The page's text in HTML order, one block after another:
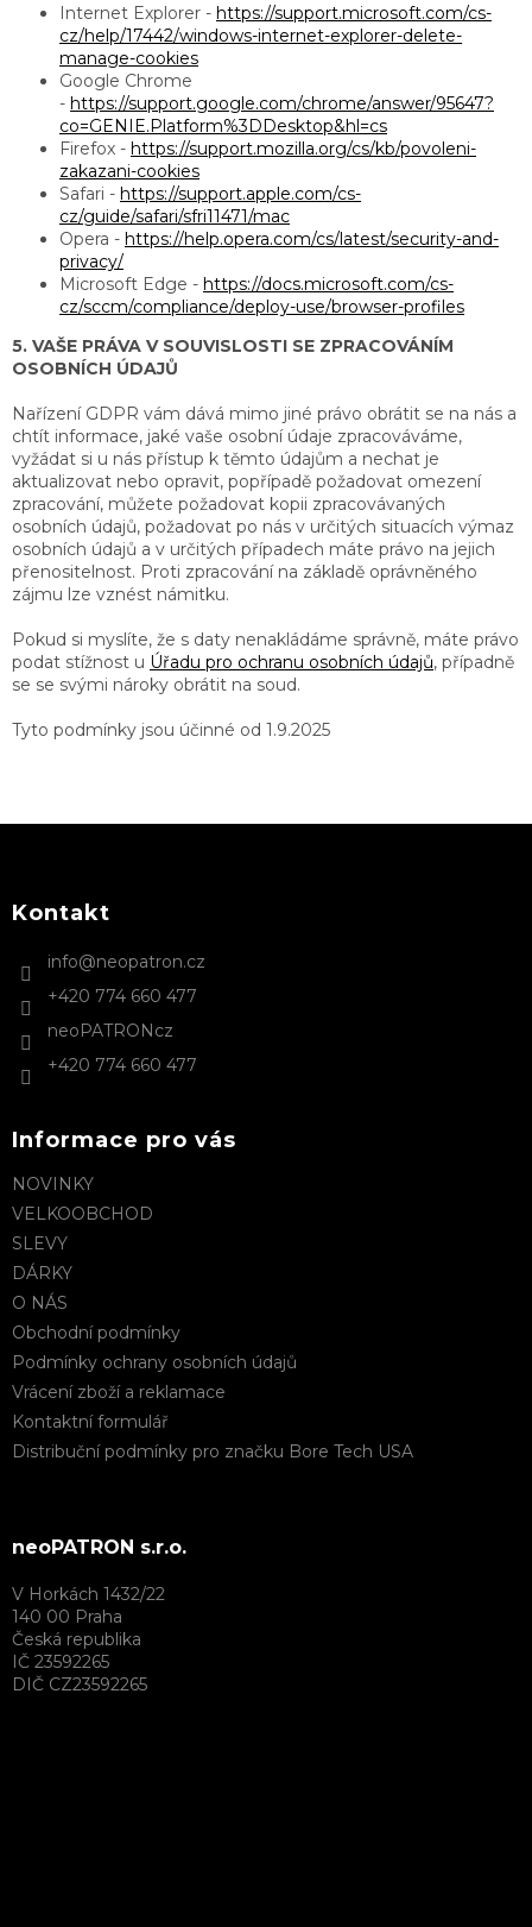
Internet Explorer - https://support.microsoft.com/cs-
cz/help/17442/windows-internet-explorer-delete-
manage-cookies
Google Chrome
- https://support.google.com/chrome/answer/95647?
co=GENIE.Platform%3DDesktop&hl=cs
Firefox - https://support.mozilla.org/cs/kb/povoleni-
zakazani-cookies
Safari - https://support.apple.com/cs-
cz/guide/safari/sfri11471/mac
Opera - https://help.opera.com/cs/latest/security-and-
privacy/
Microsoft Edge - https://docs.microsoft.com/cs-
cz/sccm/compliance/deploy-use/browser-profiles
5. VAŠE PRÁVA V SOUVISLOSTI SE ZPRACOVÁNÍM
OSOBNÍCH ÚDAJŮ
Nařízení GDPR vám dává mimo jiné právo obrátit se na nás a
chtít informace, jaké vaše osobní údaje zpracováváme,
vyžádat si u nás přístup k těmto údajům a nechat je
aktualizovat nebo opravit, popřípadě požadovat omezení
zpracování, můžete požadovat kopii zpracovávaných
osobních údajů, požadovat po nás v určitých situacích výmaz
osobních údajů a v určitých případech máte právo na jejich
přenositelnost. Proti zpracování na základě oprávněného
zájmu lze vznést námitku.
Pokud si myslíte, že s daty nenakládáme správně, máte právo
podat stížnost u Úřadu pro ochranu osobních údajů, případně
se se svými nároky obrátit na soud.
Tyto podmínky jsou účinné od 1.9.2025
aKontakt
info@neopatron.cz
+420 774 660 477
neoPATRONcz
+420 774 660 477
Informace pro vás
NOVINKY
VELKOOBCHOD
SLEVY
DÁRKY
O NÁS
Obchodní podmínky
Podmínky ochrany osobních údajů
Vrácení zboží a reklamace
Kontaktní formulář
Distribuční podmínky pro značku Bore Tech USA
neoPATRON s.r.o.
V Horkách 1432/22
140 00 Praha
Česká republika
IČ 23592265
DIČ CZ23592265